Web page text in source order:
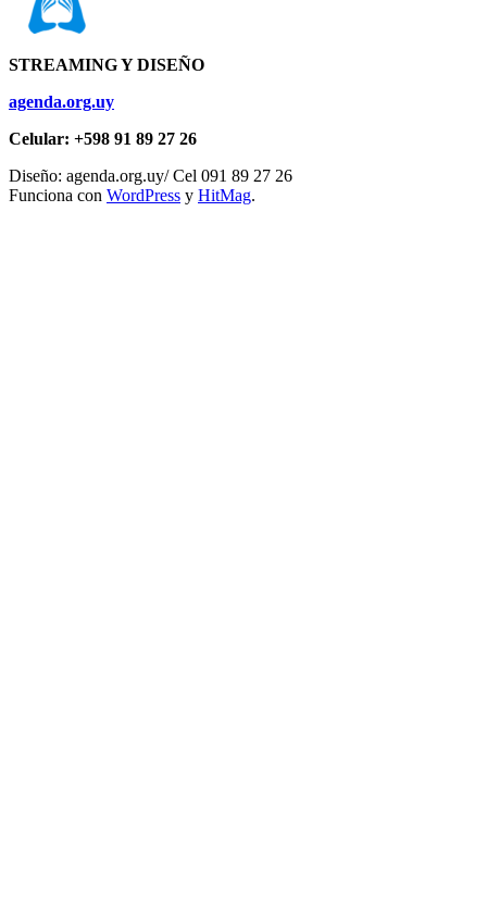
STREAMING Y DISEÑO
agenda.org.uy
Celular: +598 91 89 27 26
Diseño: agenda.org.uy/ Cel 091 89 27 26
Funciona con WordPress y HitMag.